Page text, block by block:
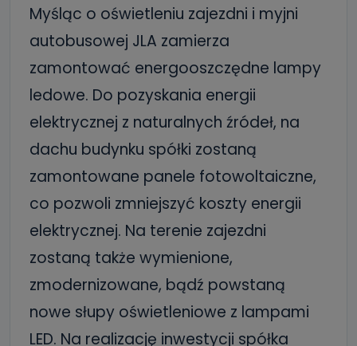
Myśląc o oświetleniu zajezdni i myjni
autobusowej JLA zamierza
zamontować energooszczędne lampy
ledowe. Do pozyskania energii
elektrycznej z naturalnych źródeł, na
dachu budynku spółki zostaną
zamontowane panele fotowoltaiczne,
co pozwoli zmniejszyć koszty energii
elektrycznej. Na terenie zajezdni
zostaną także wymienione,
zmodernizowane, bądź powstaną
nowe słupy oświetleniowe z lampami
LED. Na realizację inwestycji spółka